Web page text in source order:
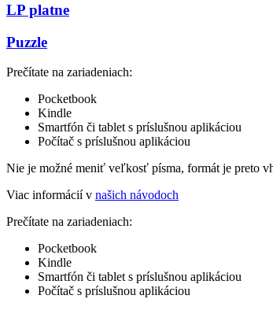
LP platne
Puzzle
Prečítate na zariadeniach:
Pocketbook
Kindle
Smartfón či tablet s príslušnou aplikáciou
Počítač s príslušnou aplikáciou
Nie je možné meniť veľkosť písma, formát je preto
Viac informácií v našich návodoch
Prečítate na zariadeniach:
Pocketbook
Kindle
Smartfón či tablet s príslušnou aplikáciou
Počítač s príslušnou aplikáciou